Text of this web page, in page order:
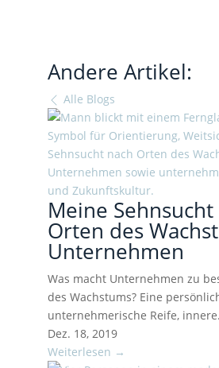
Andere Artikel:
Alle Blogs
Meine Sehnsucht
Orten des
Unternehmen
Was macht Unternehmen zu
des Wachstums? Eine
unternehmerische Reife,
Dez. 18, 2019
Weiterlesen →